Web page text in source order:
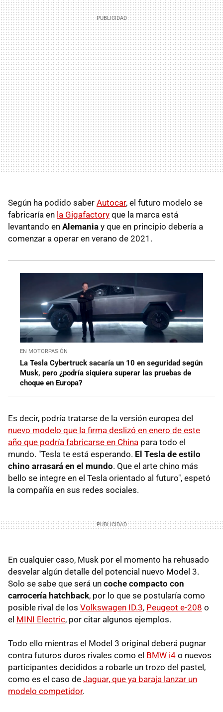
Según ha podido saber Autocar, el futuro modelo se
fabricaría en la Gigafactory que la marca está
levantando en Alemania y que en principio debería a
comenzar a operar en verano de 2021.
EN MOTORPASIÓN
La Tesla Cybertruck sacaría un 10 en seguridad según
Musk, pero ¿podría siquiera superar las pruebas de
choque en Europa?
Es decir, podría tratarse de la versión europea del
nuevo modelo que la firma deslizó en enero de este
año que podría fabricarse en China para todo el
mundo. "Tesla te está esperando. El Tesla de estilo
chino arrasará en el mundo. Que el arte chino más
bello se integre en el Tesla orientado al futuro", espetó
la compañía en sus redes sociales.
En cualquier caso, Musk por el momento ha rehusado
desvelar algún detalle del potencial nuevo Model 3.
Solo se sabe que será un coche compacto con
carrocería hatchback, por lo que se postularía como
posible rival de los Volkswagen ID.3, Peugeot e-208 o
el MINI Electric, por citar algunos ejemplos.
Todo ello mientras el Model 3 original deberá pugnar
contra futuros duros rivales como el BMW i4 o nuevos
participantes decididos a robarle un trozo del pastel,
como es el caso de Jaguar, que ya baraja lanzar un
modelo competidor.